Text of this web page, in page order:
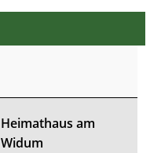
Heimathaus am
Widum